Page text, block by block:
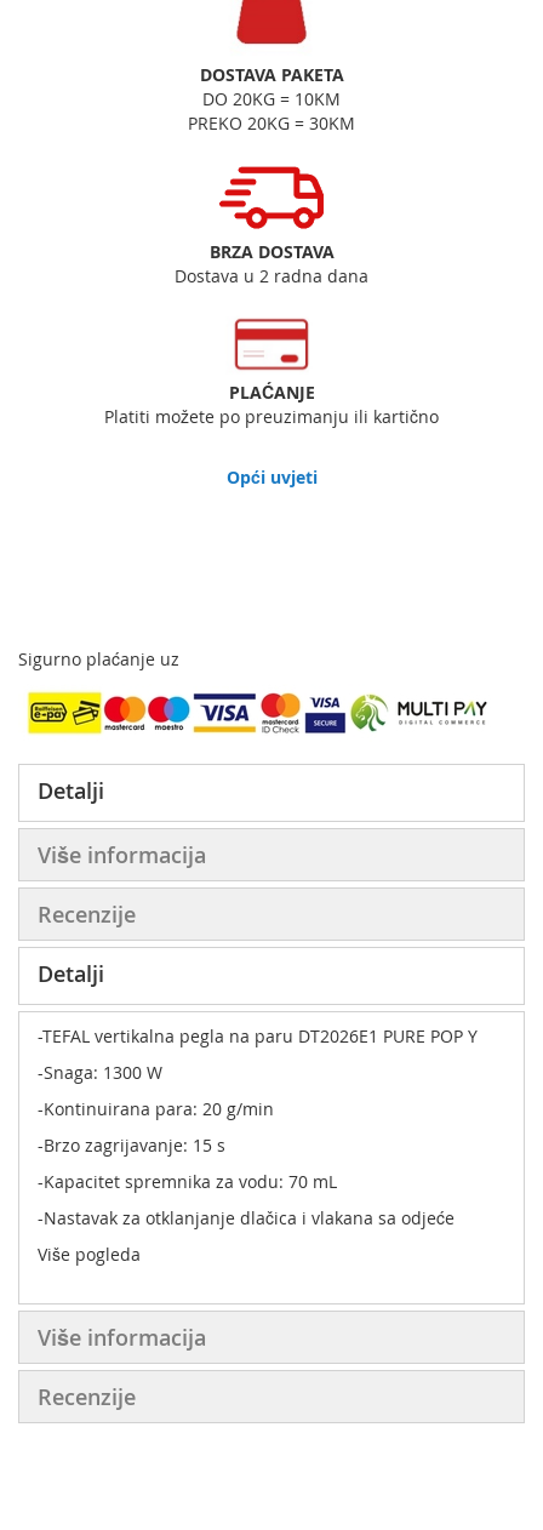
DOSTAVA PAKETA
DO 20KG = 10KM
PREKO 20KG = 30KM
BRZA DOSTAVA
Dostava u 2 radna dana
PLAĆANJE
Platiti možete po preuzimanju ili kartično
Opći uvjeti
Sigurno plaćanje uz
Detalji
Više informacija
Recenzije
Detalji
-TEFAL vertikalna pegla na paru DT2026E1 PURE POP Y
-Snaga: 1300 W
-Kontinuirana para: 20 g/min
-Brzo zagrijavanje: 15 s
-Kapacitet spremnika za vodu: 70 mL
-Nastavak za otklanjanje dlačica i vlakana sa odjeće
Više pogleda
Više informacija
Recenzije